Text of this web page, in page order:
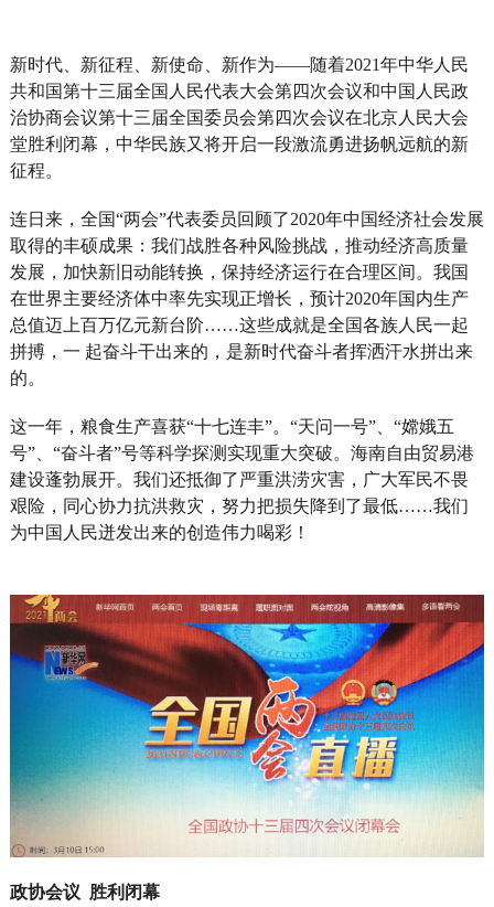
新时代、新征程、新使命、新作为——随着2021年中华人民
共和国第十三届全国人民代表大会第四次会议和中国人民政
治协商会议第十三届全国委员会第四次会议在北京人民大会
堂胜利闭幕，中华民族又将开启一段激流勇进扬帆远航的新
征程。
连日来，全国“两会”代表委员回顾了2020年中国经济社会发展
取得的丰硕成果：我们战胜各种风险挑战，推动经济高质量
发展，加快新旧动能转换，保持经济运行在合理区间。我国
在世界主要经济体中率先实现正增长，预计2020年国内生产
总值迈上百万亿元新台阶……这些成就是全国各族人民一起
拼搏，一 起奋斗干出来的，是新时代奋斗者挥洒汗水拼出来
的。
这一年，粮食生产喜获“十七连丰”。“天问一号”、“嫦娥五
号”、“奋斗者”号等科学探测实现重大突破。海南自由贸易港
建设蓬勃展开。我们还抵御了严重洪涝灾害，广大军民不畏
艰险，同心协力抗洪救灾，努力把损失降到了最低……我们
为中国人民迸发出来的创造伟力喝彩！
政协会议 胜利闭幕